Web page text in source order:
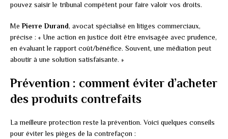
pouvez saisir le tribunal compétent pour faire valoir vos droits.
MePierre Durand, avocat spécialisé en litiges commerciaux,
précise : « Une action en justice doit être envisagée avec prudence,
en évaluant le rapport coût/bénéfice. Souvent, une médiation peut
aboutir à une solution satisfaisante. »
Prévention : comment éviter d’acheter
des produits contrefaits
La meilleure protection reste la prévention. Voici quelques conseils
pour éviter les pièges de la contrefaçon :